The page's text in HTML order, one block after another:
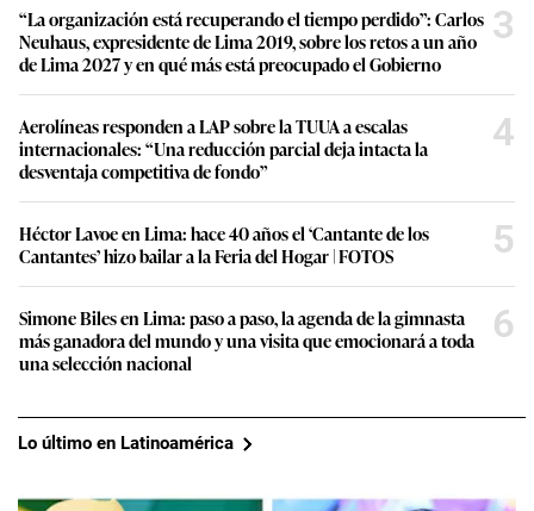
“La organización está recuperando el tiempo perdido”: Carlos
Neuhaus, expresidente de Lima 2019, sobre los retos a un año
de Lima 2027 y en qué más está preocupado el Gobierno
3
Aerolíneas responden a LAP sobre la TUUA a escalas
internacionales: “Una reducción parcial deja intacta la
desventaja competitiva de fondo”
4
Héctor Lavoe en Lima: hace 40 años el ‘Cantante de los
Cantantes’ hizo bailar a la Feria del Hogar | FOTOS
5
Simone Biles en Lima: paso a paso, la agenda de la gimnasta
más ganadora del mundo y una visita que emocionará a toda
una selección nacional
6
Lo último en Latinoamérica